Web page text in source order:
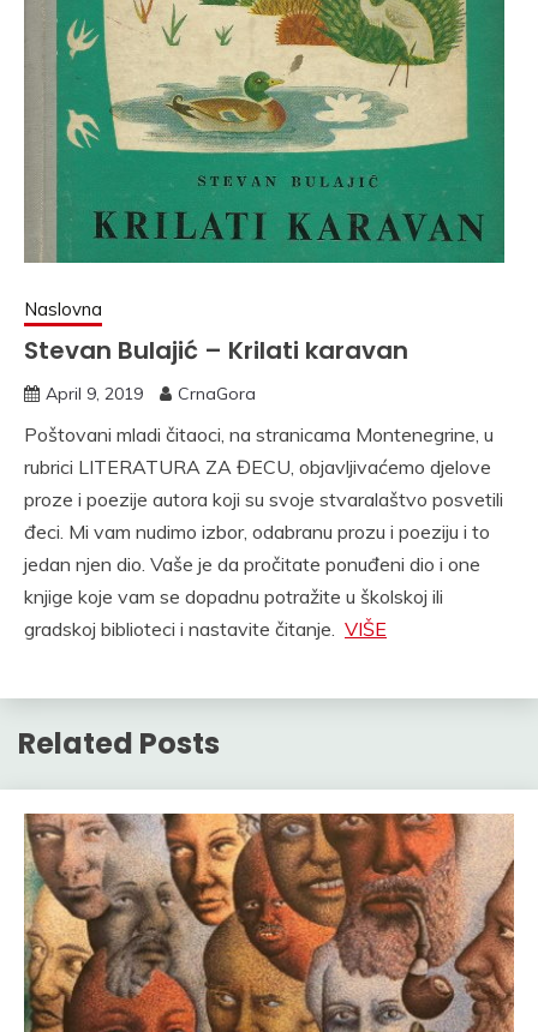
Naslovna
Stevan Bulajić – Krilati karavan
April 9, 2019 CrnaGora
Poštovani mladi čitaoci, na stranicama Montenegrine, u
rubrici LITERATURA ZA ĐECU, objavljivaćemo djelove
proze i poezije autora koji su svoje stvaralaštvo posvetili
đeci. Mi vam nudimo izbor, odabranu prozu i poeziju i to
jedan njen dio. Vaše je da pročitate ponuđeni dio i one
knjige koje vam se dopadnu potražite u školskoj ili
gradskoj biblioteci i nastavite čitanje. VIŠE
Related Posts